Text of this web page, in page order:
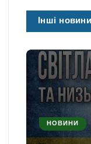
Інші новини
НОВИНИ